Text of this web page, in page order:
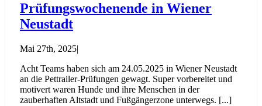
Prüfungswochenende in Wiener
Neustadt
Mai 27th, 2025|
Acht Teams haben sich am 24.05.2025 in Wiener Neustadt
an die Pettrailer-Prüfungen gewagt. Super vorbereitet und
motivert waren Hunde und ihre Menschen in der
zauberhaften Altstadt und Fußgängerzone unterwegs. [...]